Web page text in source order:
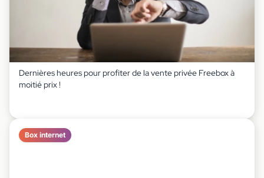
Dernières heures pour profiter de la vente privée Freebox à
moitié prix !
Box internet